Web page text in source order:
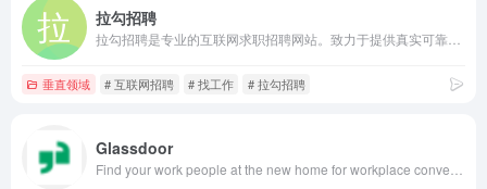
拉勾招聘
垂直领域 # 互联网招聘 # 找工作 # 拉勾招聘
Glassdoor